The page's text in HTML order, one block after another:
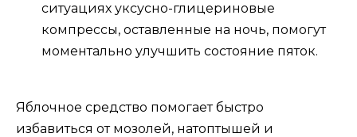
ситуациях уксусно-глицериновые
компрессы, оставленные на ночь, помогут
моментально улучшить состояние пяток.
Яблочное средство помогает быстро
избавиться от мозолей, натоптышей и